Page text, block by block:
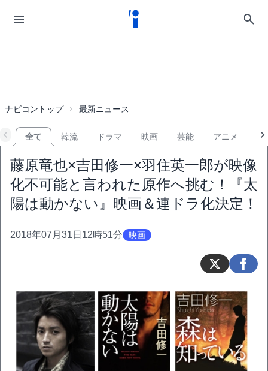
ナビコントップ 最新ニュース
全て 韓流 ドラマ 映画 芸能 アニメ
藤原竜也×吉田修一×羽住英一郎が映像
化不可能と言われた原作へ挑む！『太
陽は動かない』映画＆連ドラ化決定！
2018年07月31日12時51分 映画